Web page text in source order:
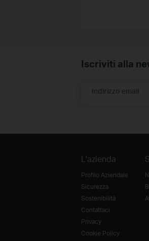
Iscriviti alla
Indirizzo email
L'azienda
Profilo Aziendale
Sicurezza
Sostenibilità
Contattaci
Privacy
Cookie Policy